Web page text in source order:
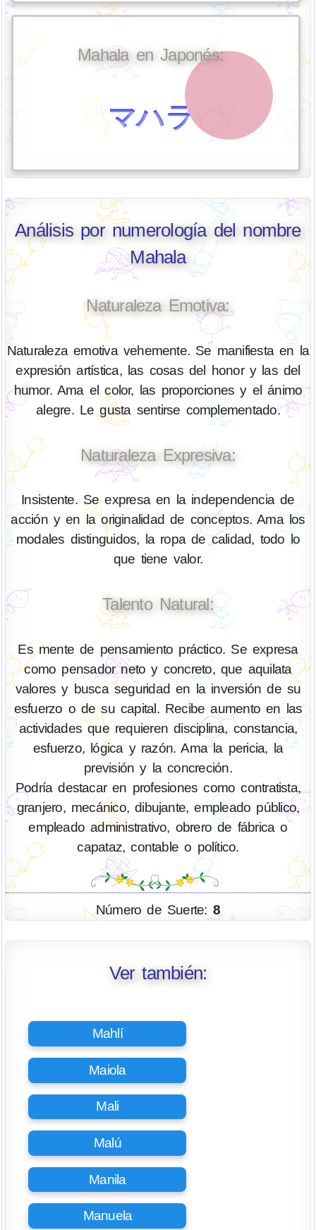
Mahala en Japonés:
マハラ
Análisis por numerología del nombre
Mahala
Naturaleza Emotiva:
Naturaleza emotiva vehemente. Se manifiesta en la
expresión artística, las cosas del honor y las del
humor. Ama el color, las proporciones y el ánimo
alegre. Le gusta sentirse complementado.
Naturaleza Expresiva:
Insistente. Se expresa en la independencia de
acción y en la originalidad de conceptos. Ama los
modales distinguidos, la ropa de calidad, todo lo
que tiene valor.
Talento Natural:
Es mente de pensamiento práctico. Se expresa
como pensador neto y concreto, que aquilata
valores y busca seguridad en la inversión de su
esfuerzo o de su capital. Recibe aumento en las
actividades que requieren disciplina, constancia,
esfuerzo, lógica y razón. Ama la pericia, la
previsión y la concreción.
Podría destacar en profesiones como contratista,
granjero, mecánico, dibujante, empleado público,
empleado administrativo, obrero de fábrica o
capataz, contable o político.
Número de Suerte: 8
Ver también:
Mahlí
Maiola
Mali
Malú
Manila
Manuela